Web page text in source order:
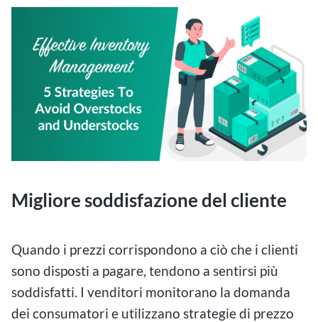
Migliore soddisfazione del cliente
Quando i prezzi corrispondono a ciò che i clienti
sono disposti a pagare, tendono a sentirsi più
soddisfatti. I venditori monitorano la domanda
dei consumatori e utilizzano strategie di prezzo